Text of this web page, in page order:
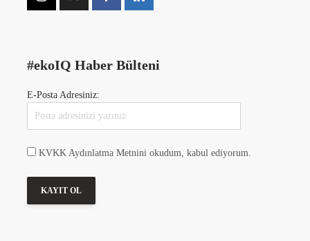
#ekoIQ Haber Bülteni
E-Posta Adresiniz:
KVKK Aydınlatma Metnini okudum, kabul ediyorum.